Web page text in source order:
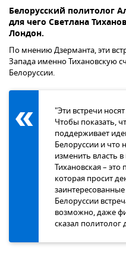
Белорусский политолог
для чего Светлана
Лондон.
По мнению Дзерманта, эти
Запада именно Тихановскую
Белоруссии.
"Эти встречи
Чтобы показать,
поддерживает
Белоруссии и что
изменить власть
Тихановская –
которая просит
Белоруссии
возможно, даже
сказал политолог